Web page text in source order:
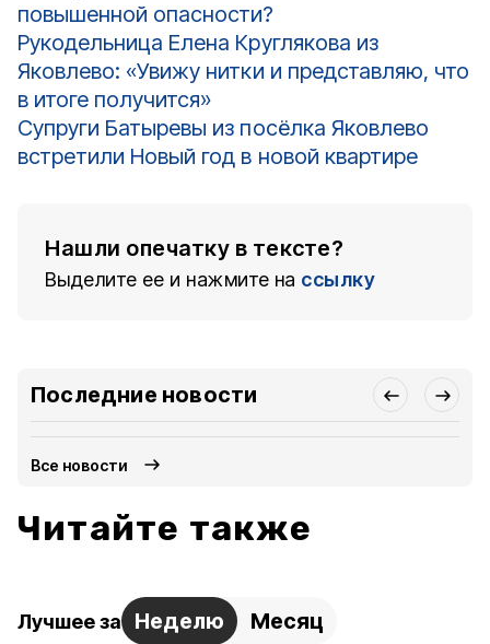
повышенной опасности?
Рукодельница Елена Круглякова из
Яковлево: «Увижу нитки и представляю, что
в итоге получится»
Супруги Батыревы из посёлка Яковлево
встретили Новый год в новой квартире
Нашли опечатку в тексте?
Выделите ее и нажмите на ссылку
Последние новости
Все новости
Читайте также
Лучшее за Неделю Месяц